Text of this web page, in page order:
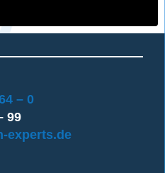
– 0
99
experts.de